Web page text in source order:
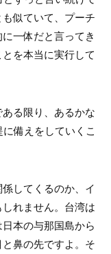
似ていて、プーチ
一体だと言ってき
を本当に実行して
る限り、あるかな
に備えをしていくこ
してくるのか、イ
れません。台湾は
本の与那国島から
鼻の先ですよ。そ